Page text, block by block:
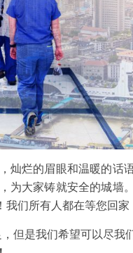
灿烂的眉眼和温暖的话
为大家铸就安全的城墙
们所有人都在等您回家
但是我们希望可以尽我